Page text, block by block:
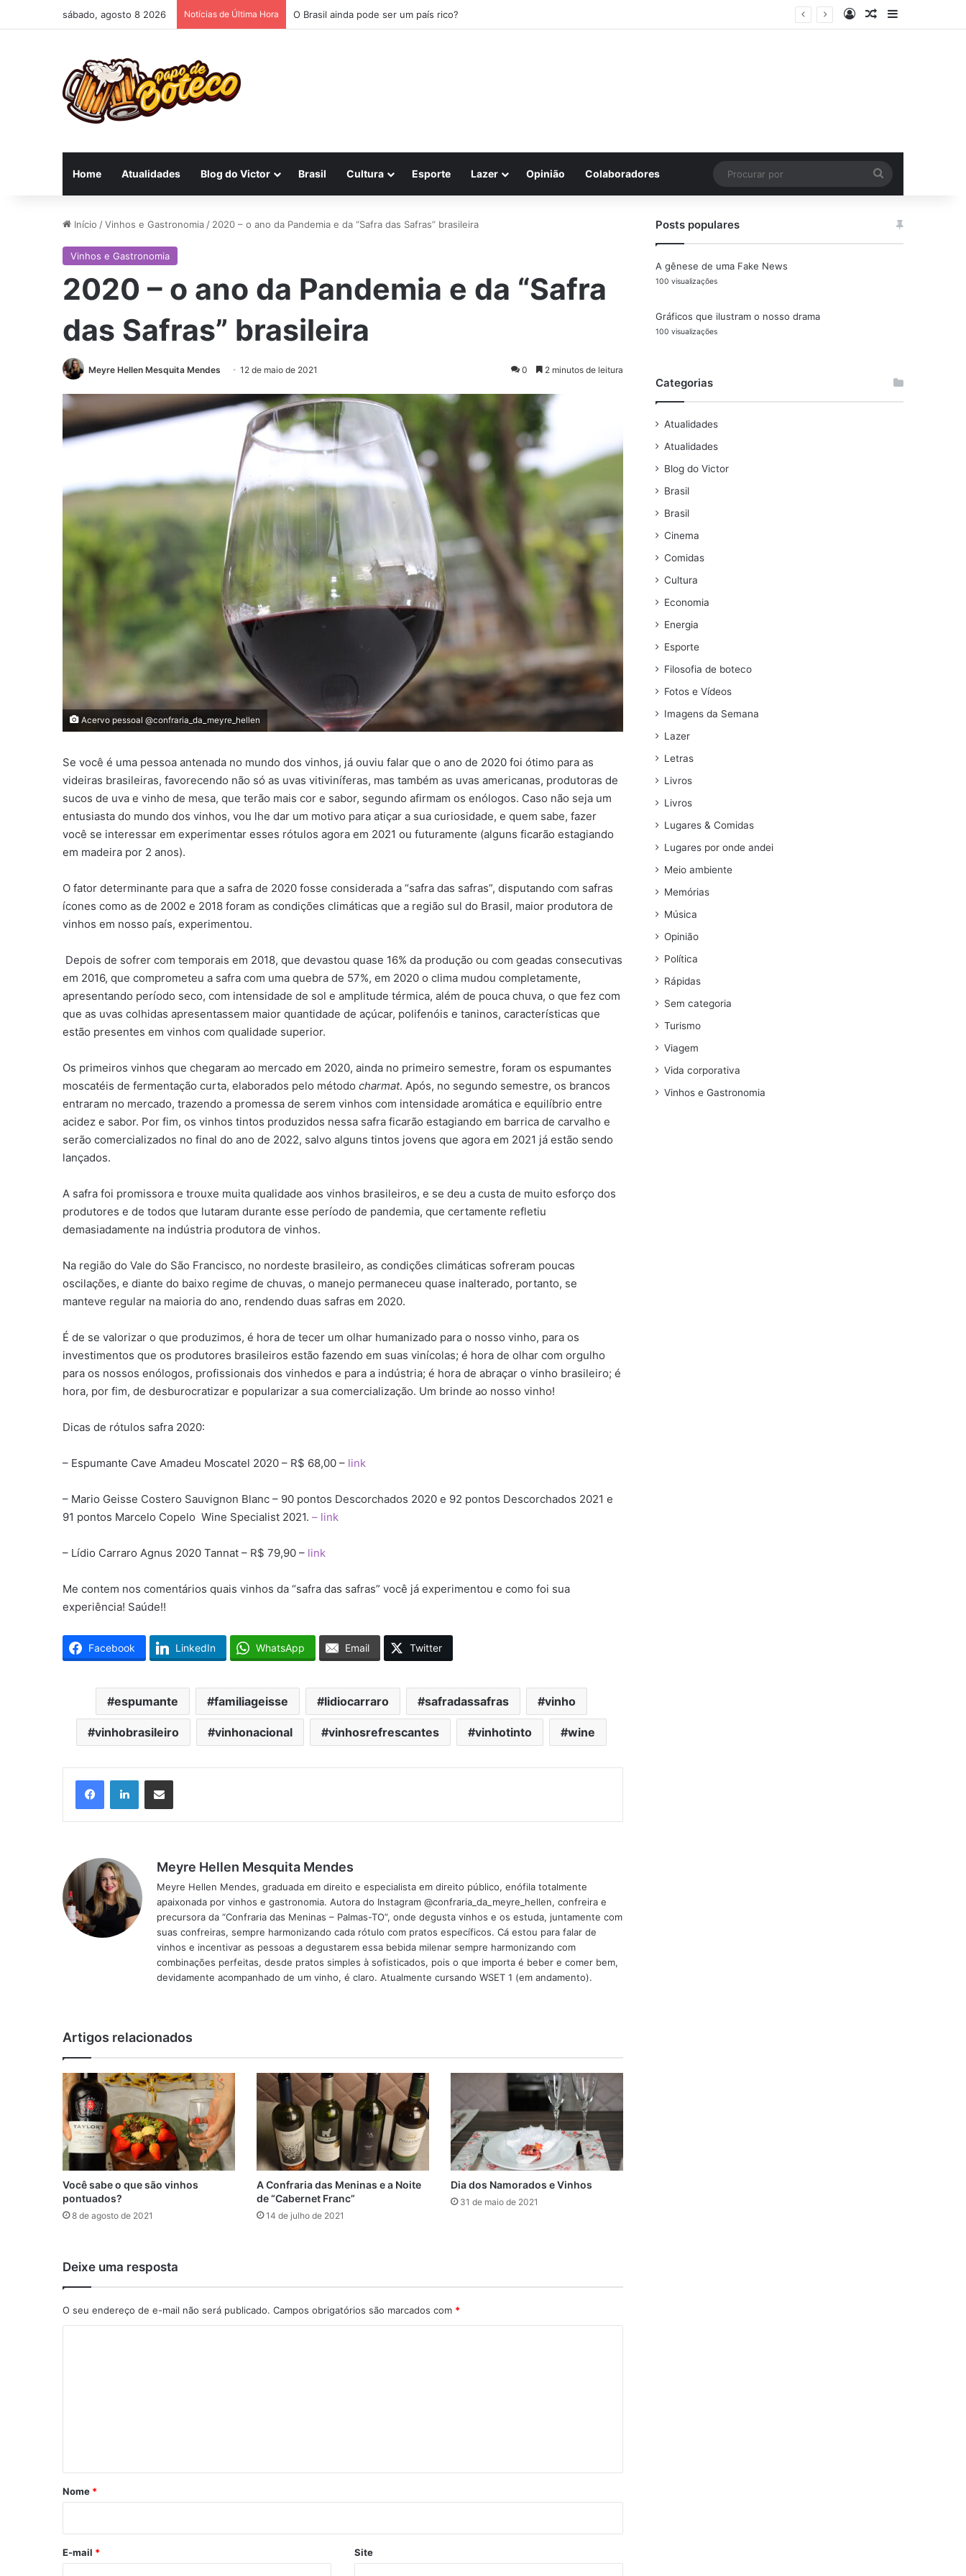
sábado, agosto 8 2026 Notícias de Última Hora O Brasil ainda pode ser um país rico? EntrarArtigo aleatório
Home Atualidades Blog do Victor Brasil Cultura Esporte Lazer Opinião Colaboradores
por
Início /Vinhos e Gastronomia / 2020 – o ano da Pandemia e da “Safra das Safras” brasileira
Vinhos e Gastronomia
2020 – o ano da Pandemia e da “Safra
das Safras” brasileira
Meyre Hellen Mesquita Mendes 12 de maio de 2021 0 2 minutos de leitura
Acervo pessoal @confraria_da_meyre_hellen
Se você é uma pessoa antenada no mundo dos vinhos, já ouviu falar que o ano de 2020 foi ótimo para as
videiras brasileiras, favorecendo não só as uvas vitiviníferas, mas também as uvas americanas, produtoras de
sucos de uva e vinho de mesa, que terão mais cor e sabor, segundo afirmam os enólogos. Caso não seja um
entusiasta do mundo dos vinhos, vou lhe dar um motivo para atiçar a sua curiosidade, e quem sabe, fazer
você se interessar em experimentar esses rótulos agora em 2021 ou futuramente (alguns ficarão estagiando
em madeira por 2 anos).
O fator determinante para que a safra de 2020 fosse considerada a “safra das safras”, disputando com safras
ícones como as de 2002 e 2018 foram as condições climáticas que a região sul do Brasil, maior produtora de
vinhos em nosso país, experimentou.
Depois de sofrer com temporais em 2018, que devastou quase 16% da produção ou com geadas consecutivas
em 2016, que comprometeu a safra com uma quebra de 57%, em 2020 o clima mudou completamente,
apresentando período seco, com intensidade de sol e amplitude térmica, além de pouca chuva, o que fez com
que as uvas colhidas apresentassem maior quantidade de açúcar, polifenóis e taninos, características que
estão presentes em vinhos com qualidade superior.
Os primeiros vinhos que chegaram ao mercado em 2020, ainda no primeiro semestre, foram os espumantes
moscatéis de fermentação curta, elaborados pelo método charmat. Após, no segundo semestre, os brancos
entraram no mercado, trazendo a promessa de serem vinhos com intensidade aromática e equilíbrio entre
acidez e sabor. Por fim, os vinhos tintos produzidos nessa safra ficarão estagiando em barrica de carvalho e
serão comercializados no final do ano de 2022, salvo alguns tintos jovens que agora em 2021 já estão sendo
lançados.
A safra foi promissora e trouxe muita qualidade aos vinhos brasileiros, e se deu a custa de muito esforço dos
produtores e de todos que lutaram durante esse período de pandemia, que certamente refletiu
demasiadamente na indústria produtora de vinhos.
Na região do Vale do São Francisco, no nordeste brasileiro, as condições climáticas sofreram poucas
oscilações, e diante do baixo regime de chuvas, o manejo permaneceu quase inalterado, portanto, se
manteve regular na maioria do ano, rendendo duas safras em 2020.
É de se valorizar o que produzimos, é hora de tecer um olhar humanizado para o nosso vinho, para os
investimentos que os produtores brasileiros estão fazendo em suas vinícolas; é hora de olhar com orgulho
para os nossos enólogos, profissionais dos vinhedos e para a indústria; é hora de abraçar o vinho brasileiro; é
hora, por fim, de desburocratizar e popularizar a sua comercialização. Um brinde ao nosso vinho!
Dicas de rótulos safra 2020:
– Espumante Cave Amadeu Moscatel 2020 – R$ 68,00 – link
– Mario Geisse Costero Sauvignon Blanc – 90 pontos Descorchados 2020 e 92 pontos Descorchados 2021 e
91 pontos Marcelo Copelo Wine Specialist 2021. – link
– Lídio Carraro Agnus 2020 Tannat – R$ 79,90 – link
Me contem nos comentários quais vinhos da “safra das safras” você já experimentou e como foi sua
experiência! Saúde!!
Facebook LinkedIn WhatsApp Email Twitter
espumante familiageisse lidiocarraro safradassafras vinho
vinhobrasileiro vinhonacional vinhosrefrescantes vinhotinto wine
Meyre Hellen Mesquita Mendes
Meyre Hellen Mendes, graduada em direito e especialista em direito público, enófila totalmente
apaixonada por vinhos e gastronomia. Autora do Instagram @confraria_da_meyre_hellen, confreira e
precursora da “Confraria das Meninas – Palmas-TO”, onde degusta vinhos e os estuda, juntamente com
suas confreiras, sempre harmonizando cada rótulo com pratos específicos. Cá estou para falar de
vinhos e incentivar as pessoas a degustarem essa bebida milenar sempre harmonizando com
combinações perfeitas, desde pratos simples à sofisticados, pois o que importa é beber e comer bem,
devidamente acompanhado de um vinho, é claro. Atualmente cursando WSET 1 (em andamento).
Artigos relacionados
Você sabe o que são vinhos
pontuados?
8 de agosto de 2021
A Confraria das Meninas e a Noite
de “Cabernet Franc”
14 de julho de 2021
Dia dos Namorados e Vinhos
31 de maio de 2021
Deixe uma resposta
O seu endereço de e-mail não será publicado. Campos obrigatórios são marcados com *
rNome *
E-mail * Site
Posts populares
A gênese de uma Fake News
100 visualizações
Gráficos que ilustram o nosso drama
100 visualizações
Categorias
Atualidades
Atualidades
Blog do Victor
Brasil
Brasil
Cinema
Comidas
Cultura
Economia
Energia
Esporte
Filosofia de boteco
Fotos e Vídeos
Imagens da Semana
Lazer
Letras
Livros
Livros
Lugares & Comidas
Lugares por onde andei
Meio ambiente
Memórias
Música
Opinião
Política
Rápidas
Sem categoria
Turismo
Viagem
Vida corporativa
Vinhos e Gastronomia